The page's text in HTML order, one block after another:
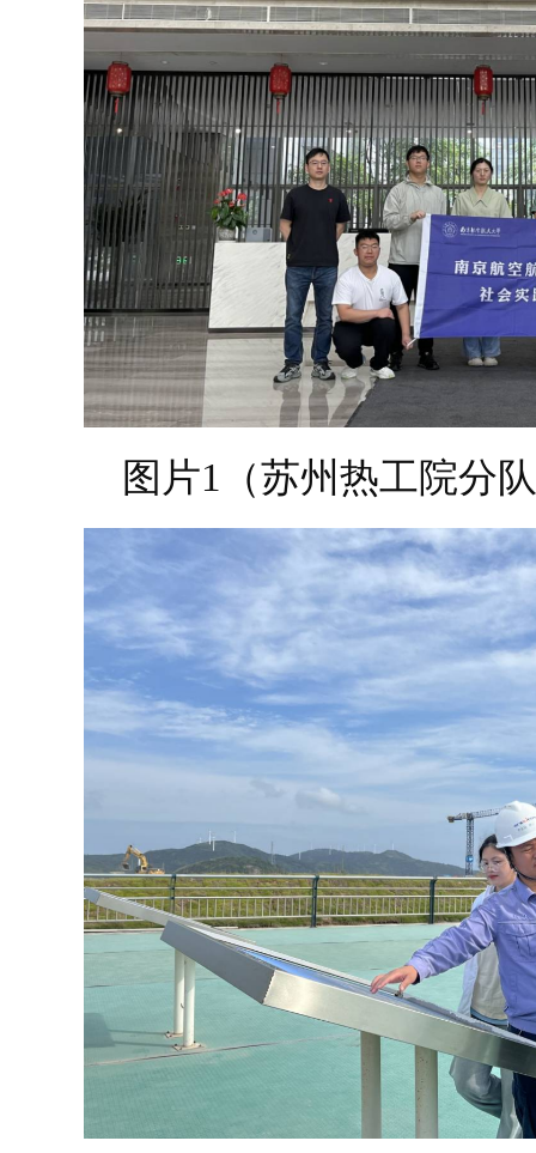
图片1（苏州热工院分